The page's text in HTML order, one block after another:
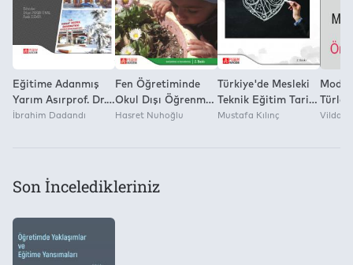
Pegem Akademi Yayıncılık
Eğitime Adanmış
Yarım Asırprof. Dr.
Tayip Duman'a
İbrahim Dadandı
Fen Öğretiminde
Okul Dışı Öğrenme
Ortamları
Hasret Nuhoğlu
Türkiye'de Mesleki
Teknik Eğitim Tarihi
(1886 -1986)
Mustafa Kılınç Vildan
Son İnceledikleriniz